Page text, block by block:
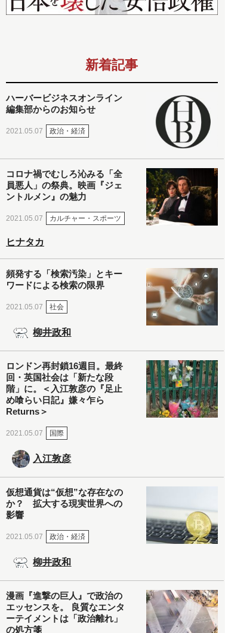
新着記事
ハーバービジネスオンライン
編集部からのお知らせ
2021.05.07 政治・経済
コロナ禍でむしろ沁みる「全
員悪人」の祭典。映画『ジェ
ントルメン』の魅力
2021.05.07 カルチャー・スポーツ
ヒナタカ
頻発する「検索汚染」とキー
ワードによる検索の限界
2021.05.07 社会
柳井政和
ロンドン再封鎖16週目。最終
回・英国社会は「新たな段
階」に。＜入江敦彦の『足止
め喰らい日記』嫌々乍ら
Returns＞
2021.05.07 国際
入江敦彦
仮想通貨は“仮想”な存在なの
か？ 拡大する現実世界への
影響
2021.05.07 政治・経済
柳井政和
漫画『進撃の巨人』で政治の
エッセンスを。 良質なエンタ
ーテイメントは「政治離れ」
の処方箋